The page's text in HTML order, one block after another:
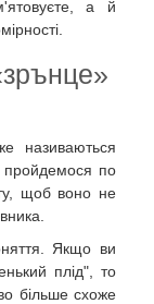
а й
називаються
пройдемося по
щоб воно не
Якщо ви
плід", то
більше схоже